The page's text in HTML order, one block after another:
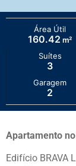
Área Útil
160.42 m²
Suítes
3
Garagem
2
Apartamento
Edifício BRAVA